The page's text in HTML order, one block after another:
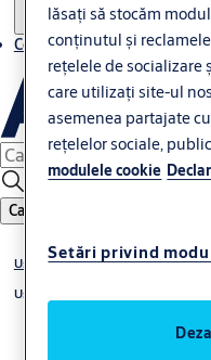
Contacte
Caută
Uși manuale
Uși glisante
lăsați să stocăm
conținutul și
rețelele de socializare
care utilizați site-ul
asemenea partajate
rețelelor sociale,
modulele cookie
Setări privind